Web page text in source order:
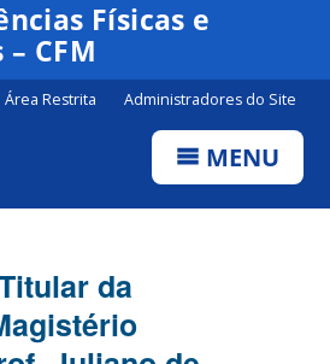
Canais
Físicas e
CFM
Área Restrita Administradores do Site
MENU
da